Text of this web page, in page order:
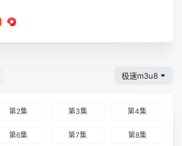
极速m3u8
第2集 第3集 第4集
第6集 第7集 第8集